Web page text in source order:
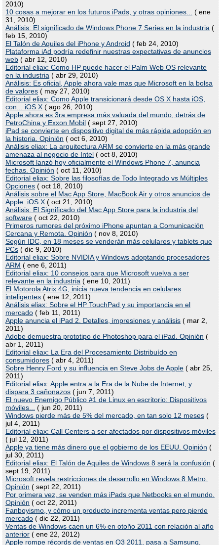
2010)
10 cosas a mejorar en los futuros iPads, y otras opiniones...
( ene
31, 2010)
Análisis: El significado de Windows Phone 7 Series en la industria (
feb 15, 2010)
El Talón de Aquiles del iPhone y Android ( feb 24, 2010)
Plataforma iAd podría redefinir nuestras expectativas de anuncios
web ( abr 12, 2010)
Editorial eliax: Como HP puede hacer el Palm Web OS relevante
en la industria ( abr 29, 2010)
Análisis: Es oficial, Apple ahora vale mas que Microsoft en la bolsa
de valores ( may 27, 2010)
Editorial eliax: Como Apple transicionará desde OS X hasta iOS,
con... iOS X ( ago 26, 2010)
Apple ahora es 3ra empresa más valuada del mundo, detrás de
PetroChina y Exxon Mobil ( sept 27, 2010)
iPad se convierte en dispositivo digital de más rápida adopción en
la historia. Opinión ( oct 6, 2010)
Análisis eliax: La arquitectura ARM se convierte en la más grande
amenaza al negocio de Intel ( oct 8, 2010)
Microsoft lanzó hoy oficialmente el Windows Phone 7, anuncia
fechas. Opinión ( oct 11, 2010)
Editorial eliax: Sobre las filosofías de Todo Integrado vs Múltiples
Opciones ( oct 18, 2010)
Análisis sobre el Mac App Store, MacBook Air y otros anuncios de
Apple. iOS X ( oct 21, 2010)
Análisis: El Significado del Mac App Store para la industria del
software ( oct 22, 2010)
Primeros rumores del próximo iPhone apuntan a Comunicación
Cercana y Remota. Opinión ( nov 8, 2010)
Según IDC, en 18 meses se venderán más celulares y tablets que
PCs ( dic 9, 2010)
Editorial eliax: Sobre NVIDIA y Windows adoptando procesadores
ARM ( ene 6, 2011)
Editorial eliax: 10 consejos para que Microsoft vuelva a ser
relevante en la industria ( ene 10, 2011)
El Motorola Atrix 4G, inicia nueva tendencia en celulares
inteligentes ( ene 12, 2011)
Análisis eliax: Sobre el HP TouchPad y su importancia en el
mercado ( feb 11, 2011)
Apple anuncia el iPad 2. Detalles, impresiones y análisis ( mar 2,
2011)
Adobe demuestra prototipo de Photoshop para el iPad. Opinión (
abr 1, 2011)
Editorial eliax: La Era del Procesamiento Distribuído en
consumidores ( abr 4, 2011)
Sobre Henry Ford y su influencia en Steve Jobs de Apple ( abr 25,
2011)
Editorial eliax: Apple entra a la Era de la Nube de Internet, y
dispara 3 cañonazos ( jun 7, 2011)
El nuevo Enemigo Público #1 de Linux en escritorio: Dispositivos
móviles...
( jun 20, 2011)
Windows pierde más de 5% del mercado, en tan solo 12 meses (
jul 4, 2011)
Editorial eliax: Call Centers a ser afectados por dispositivos móviles
( jul 12, 2011)
Apple ya tiene más dinero que el gobierno de los EEUU. Opinión (
jul 30, 2011)
Editorial eliax: El Talón de Aquiles de Windows 8 será la confusión (
sept 19, 2011)
Microsoft revela restricciones de desarrollo en Windows 8 Metro.
Opinión ( sept 22, 2011)
Por primera vez, se venden más iPads que Netbooks en el mundo.
Opinión ( oct 22, 2011)
Fanboyismo, y cómo un producto incrementa ventas pero pierde
mercado ( dic 22, 2011)
Ventas de Windows caen un 6% en otoño 2011 con relación al año
anterior ( ene 22, 2012)
Apple rompe récords de ventas en Q3 2011, pasa a Samsung,